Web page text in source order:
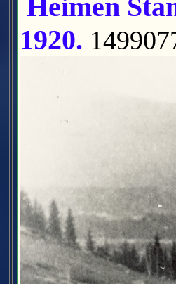
Heimen
1920.